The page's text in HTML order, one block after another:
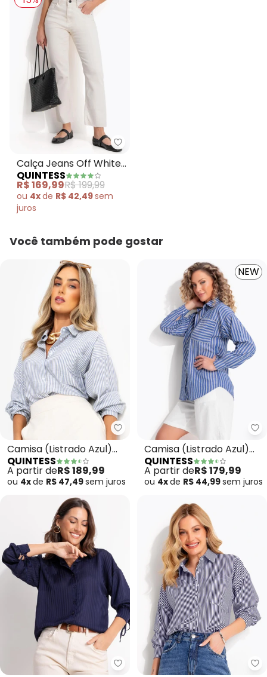
Quintess - Calça Jeans Off
Calça Jeans Off White
Reta Cintura Alta em
Algodão com Bolsos
QUINTESS
R$ 169,99R$ 199,99
ou 4xde R$ 42,49sem
juros
Você também pode gostar
Quintess - Camisa (Listrado
Camisa (Listrado Azul)
em Viscose com Algodão
QUINTESS
A partir deR$ 189,99
ou 4xde R$ 47,49sem juros
NEW
Camisa (Listrado Azul)
em Poliéster com
Algodão
QUINTESS
A partir deR$ 179,99
ou 4xde R$ 44,99sem juros
Quintess - Camisa ( Azul